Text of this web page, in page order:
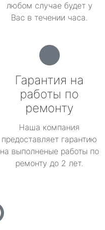
любом случае будет у
Вас в течении часа.
Гарантия на
работы по
ремонту
Наша компания
предоставляет гарантию
на выполненые работы по
ремонту до 2 лет.